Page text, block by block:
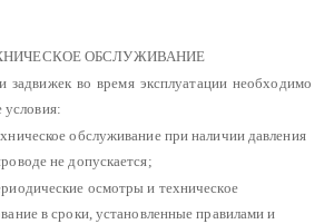
ОБСЛУЖИВАНИЕ
во время эксплуатации необходимо
обслуживание при наличии давления
не допускается;
осмотры и техническое
в сроки, установленные правилами и